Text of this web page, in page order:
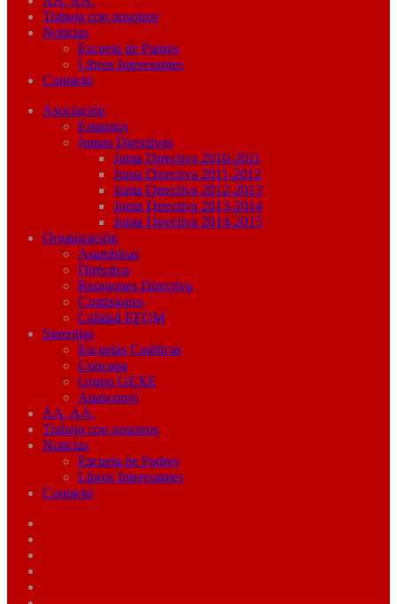
Trabaja con nosotros
Noticias
Escuela de Padres
Libros Interesantes
Contacto
Asociación
Estatutos
Juntas Directivas
Junta Directiva 2010-2011
Junta Directiva 2011-2012
Junta Directiva 2012-2013
Junta Directiva 2013-2014
Junta Directiva 2014-2015
Organización
Asambleas
Directiva
Reuniones Directiva
Comisiones
Calidad EFQM
Sinergias
Escuelas Católicas
Concapa
Grupo GEXE
Apasconvi
AA. AA.
Trabaja con nosotros
Noticias
Escuela de Padres
Libros Interesantes
Contacto